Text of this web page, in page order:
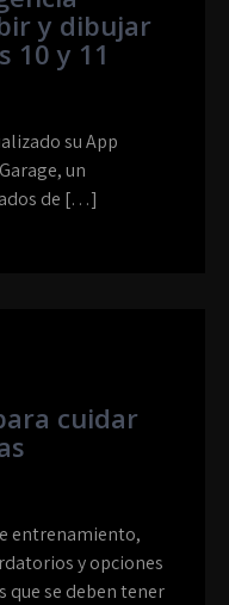
y dibujar
10 y 11
su App
un
de […]
cuidar
entrenamiento,
y opciones
que se deben tener